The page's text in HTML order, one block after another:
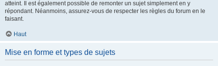
atteint. Il est également possible de remonter un sujet simplement en y
répondant. Néanmoins, assurez-vous de respecter les règles du forum en le
faisant.
Haut
Mise en forme et types de sujets